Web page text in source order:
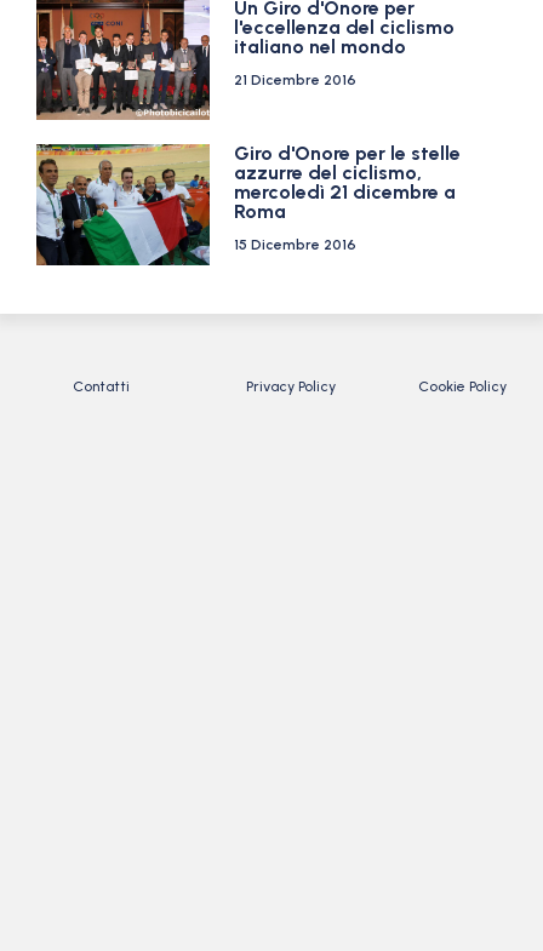
Un Giro d'Onore per
l'eccellenza del ciclismo
italiano nel mondo
21 Dicembre 2016
Giro d'Onore per le stelle
azzurre del ciclismo,
mercoledì 21 dicembre a
Roma
15 Dicembre 2016
Contatti Privacy Policy Cookie Policy